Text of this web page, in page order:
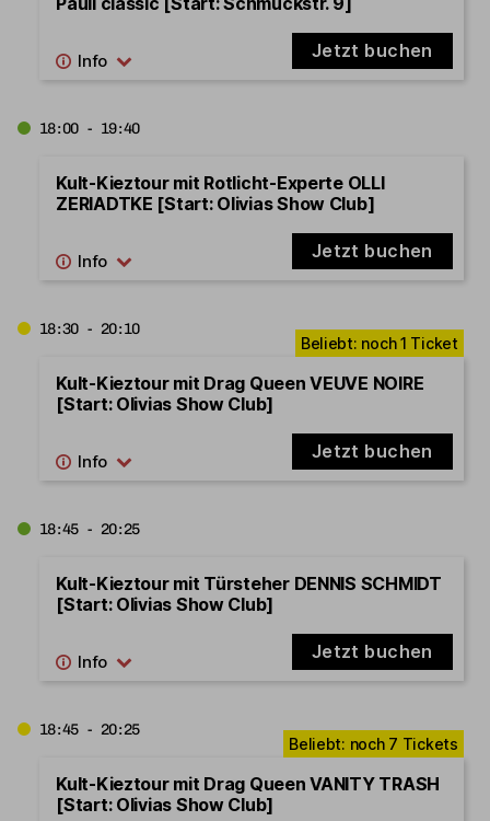
Jetzt buchen
18:00 - 19:40
Kult-Kieztour mit Rotlicht-Experte OLLI
ZERIADTKE [Start: Olivias Show Club]
Jetzt buchen
18:30 - 20:10
Kult-Kieztour mit Drag Queen VEUVE NOIRE
[Start: Olivias Show Club]
Jetzt buchen
18:45 - 20:25
Kult-Kieztour mit Türsteher DENNIS SCHMIDT
[Start: Olivias Show Club]
Jetzt buchen
18:45 - 20:25
Kult-Kieztour mit Drag Queen VANITY TRASH
[Start: Olivias Show Club]